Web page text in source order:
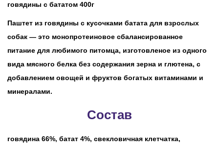
говядины с бататом 400г
Паштет из говядины с кусочками батата для взрослых
собак — это монопротеиновое сбалансированное
питание для любимого питомца, изготовленое из одного
вида мясного белка без содержания зерна и глютена, с
добавлением овощей и фруктов богатых витаминами и
минералами.
Состав
говядина 66%, батат 4%, свекловичная клетчатка,